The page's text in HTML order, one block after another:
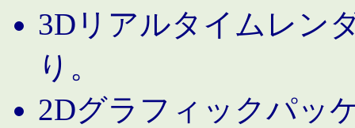
3Dリアルタイムレン
り。
2Dグラフィックパッ